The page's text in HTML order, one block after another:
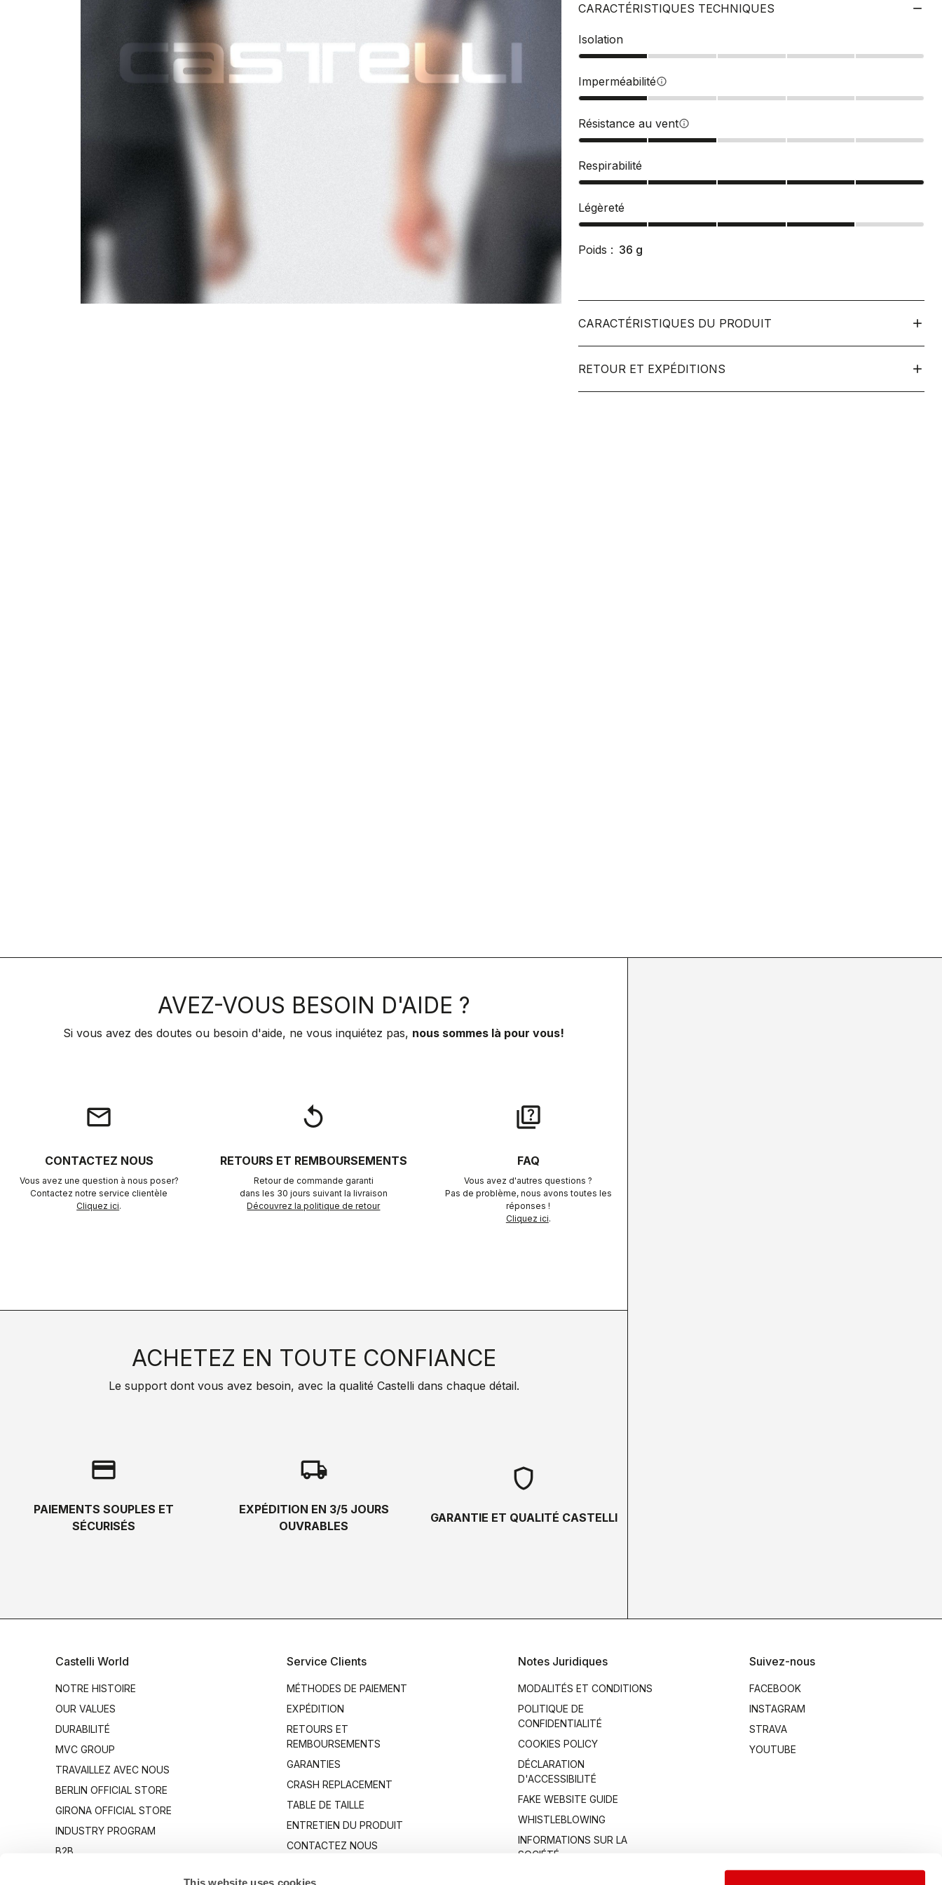
This website uses cookies
CARACTÉRISTIQUES TECHNIQUES
Isolation
Imperméabilitéinfo
Résistance au ventinfo
Respirabilité
Légèreté
Poids : 36 g
CARACTÉRISTIQUES DU PRODUIT
RETOUR ET EXPÉDITIONS
AVEZ-VOUS BESOIN D'AIDE ?
Si vous avez des doutes ou besoin d'aide, ne vous inquiétez pas, nous sommes là pour vous!
email
CONTACTEZ NOUS
Vous avez une question à nous poser?
Contactez notre service clientèle
Cliquez ici.
replay
RETOURS ET REMBOURSEMENTS
Retour de commande garanti
dans les 30 jours suivant la livraison
Découvrez la politique de retour
quiz
FAQ
Vous avez d'autres questions ?
Pas de problème, nous avons toutes les
réponses !
Cliquez ici.
ACHETEZ EN TOUTE CONFIANCE
Le support dont vous avez besoin, avec la qualité Castelli dans chaque détail.
credit_card
PAIEMENTS SOUPLES ET
SÉCURISÉS
local_shipping
EXPÉDITION EN 3/5 JOURS
OUVRABLES
shield
GARANTIE ET QUALITÉ CASTELLI
Castelli World
NOTRE HISTOIRE
OUR VALUES
DURABILITÉ
MVC GROUP
TRAVAILLEZ AVEC NOUS
BERLIN OFFICIAL STORE
GIRONA OFFICIAL STORE
INDUSTRY PROGRAM
B2B
Service Clients
MÉTHODES DE PAIEMENT
EXPÉDITION
RETOURS ET
REMBOURSEMENTS
GARANTIES
CRASH REPLACEMENT
TABLE DE TAILLE
ENTRETIEN DU PRODUIT
CONTACTEZ NOUS
Notes Juridiques
MODALITÉS ET CONDITIONS
POLITIQUE DE
CONFIDENTIALITÉ
COOKIES POLICY
DÉCLARATION
D'ACCESSIBILITÉ
FAKE WEBSITE GUIDE
WHISTLEBLOWING
INFORMATIONS SUR LA
SOCIÉTÉ
Suivez-nous
FACEBOOK
INSTAGRAM
STRAVA
YOUTUBE